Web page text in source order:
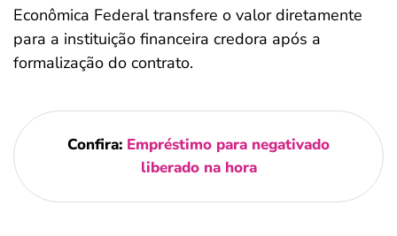
Econômica Federal transfere o valor diretamente
para a instituição financeira credora após a
formalização do contrato.
Confira: Empréstimo para negativado
liberado na hora